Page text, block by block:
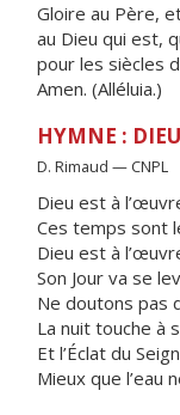
Gloire au Père,
au Dieu qui est,
pour les siècles
Amen. (Alléluia.)
HYMNE :
D. Rimaud — CNPL
Dieu est à
Ces temps sont
Dieu est à
Son Jour va se
Ne doutons pas
La nuit touche à
Et l’Éclat du
Mieux que l’eau